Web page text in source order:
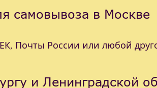
самовывоза в Москве
Почты России или любой
и Ленинградской